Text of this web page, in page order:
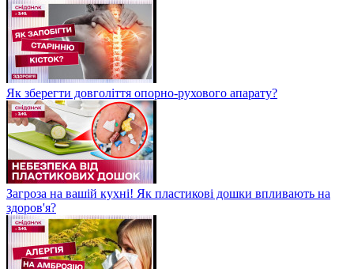
Як зберегти довголіття опорно-рухового апарату?
Загроза на вашій кухні! Як пластикові дошки впливають на
здоров'я?